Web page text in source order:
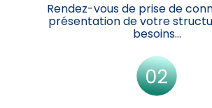
Rendez-vous de prise de
présentation de votre
besoins…